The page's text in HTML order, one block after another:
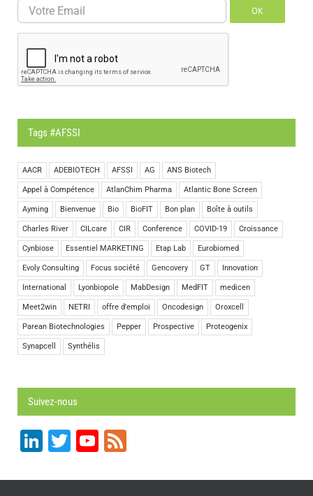
OK
Tags #AFSSI
AACR ADEBIOTECH AFSSI AG ANS Biotech
Appel à Compétence AtlanChim Pharma Atlantic Bone Screen
Ayming Bienvenue Bio BioFIT Bon plan Boîte à outils
Charles River CILcare CIR Conference COVID-19 Croissance
Cynbiose Essentiel MARKETING Etap Lab Eurobiomed
Evoly Consulting Focus société Gencovery GT Innovation
International Lyonbiopole MabDesign MedFIT medicen
Meet2win NETRI offre d'emploi Oncodesign Oroxcell
Parean Biotechnologies Pepper Prospective Proteogenix
Synapcell Synthélis
Suivez-nous
LinkedIn
TwitterYouTube